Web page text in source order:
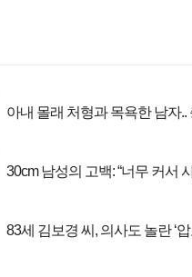
아내 몰래 처형과 목욕한 남자..
30cm 남성의 고백: “너무 커서
83세 김보경 씨, 의사도 놀란 ‘